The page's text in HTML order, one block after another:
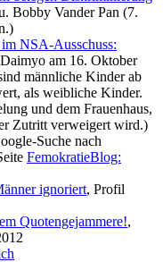
Bobby Vander Pan (7.
NSA-Ausschuss:
am 16. Oktober
männliche Kinder ab
als weibliche Kinder.
und dem Frauenhaus,
Zutritt verweigert wird.)
Suche nach
FemokratieBlog:
ignoriert, Profil
Quotengejammere!,